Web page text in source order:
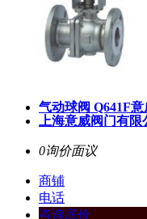
气动球阀 Q641F
上海意威阀门有限
0询价面议
商铺
电话
咨询底价